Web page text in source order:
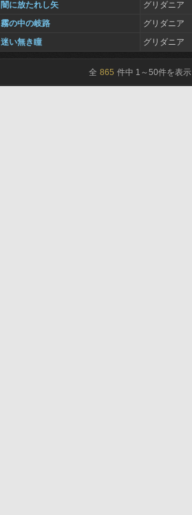
闇に放たれし矢
グリダニア
霧の中の岐路
グリダニア
迷い無き瞳
グリダニア
全 865 件中 1 ～50件を表示